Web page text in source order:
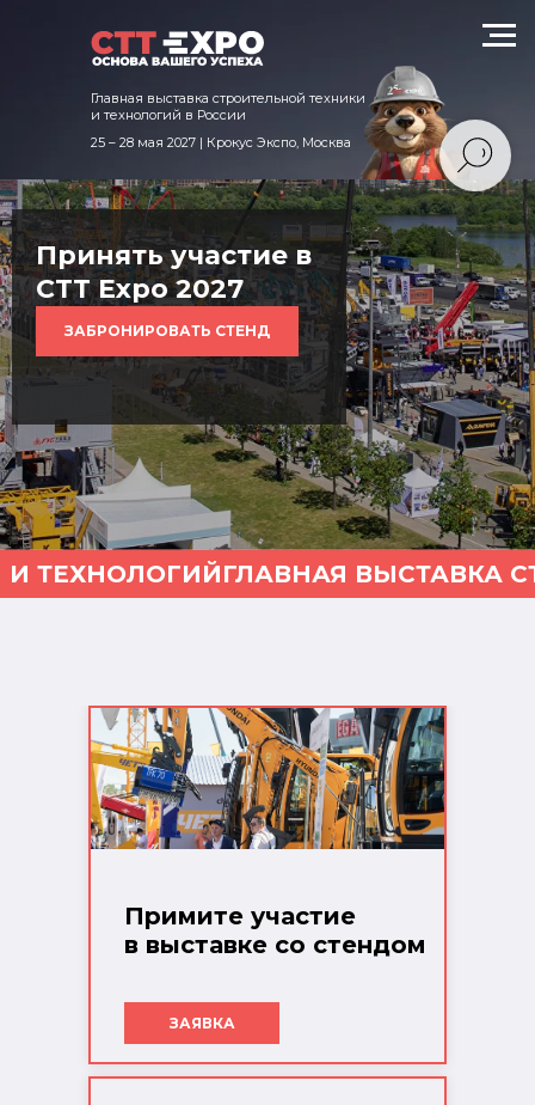
Главная выставка строительной техники
и технологий в России
25 – 28 мая 2027 | Крокус Экспо, Москва
Принять участие в
CTT Expo 2027
ЗАБРОНИРОВАТЬ СТЕНД
И ТЕХНОЛОГИЙГЛАВНАЯ ВЫСТАВКА
Примите участие
в выставке со стендом
ЗАЯВКА